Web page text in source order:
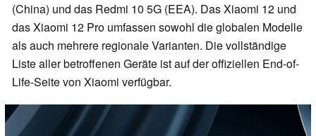
(China) und das Redmi 10 5G (EEA). Das Xiaomi 12 und
das Xiaomi 12 Pro umfassen sowohl die globalen Modelle
als auch mehrere regionale Varianten. Die vollständige
Liste aller betroffenen Geräte ist auf der offiziellen End-of-
Life-Seite von Xiaomi verfügbar.